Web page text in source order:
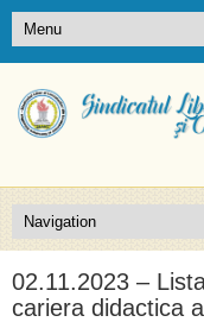
02.11.2023 –
cariera didactica